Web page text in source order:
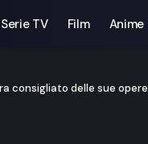
Serie TV Film Anime
consigliato delle sue opere